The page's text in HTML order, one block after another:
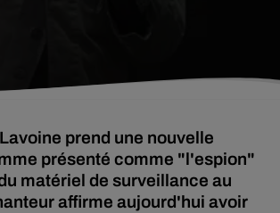
prend une nouvelle
présenté comme "l'espion"
matériel de surveillance au
affirme aujourd'hui avoir